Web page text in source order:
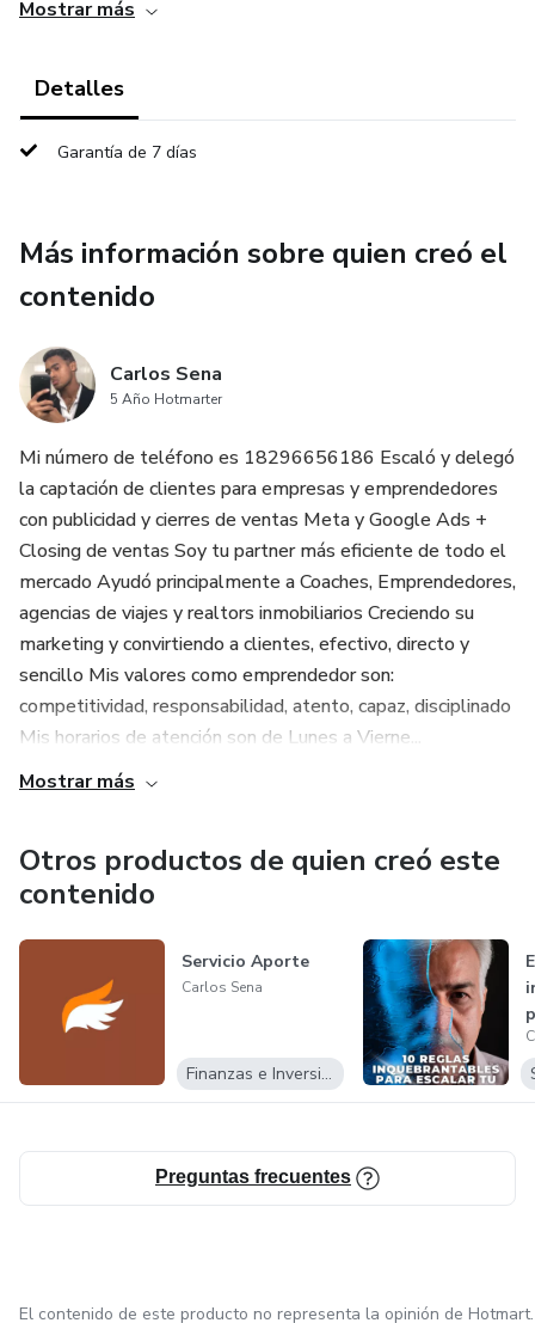
- Fórmula de captación de viajeros en automático para
- Lanzamientos
Mostrar más
Detalles
Garantía de 7 días
Más información sobre quien creó el
contenido
Carlos Sena
5 Año Hotmarter
Mi número de teléfono es 18296656186 Escaló y delegó
la captación de clientes para empresas y emprendedores
con publicidad y cierres de ventas Meta y Google Ads +
Closing de ventas Soy tu partner más eficiente de todo el
mercado Ayudó principalmente a Coaches, Emprendedores,
agencias de viajes y realtors inmobiliarios Creciendo su
marketing y convirtiendo a clientes, efectivo, directo y
sencillo Mis valores como emprendedor son:
competitividad, responsabilidad, atento, capaz, disciplinado
Mis horarios de atención son de Lunes a Vierne...
Mostrar más
Otros productos de quien creó este
contenido
Servicio Aporte
Carlos Sena
Finanzas e Inversiones
Preguntas frecuentes
El contenido de este producto no representa la opinión de Hotmart.